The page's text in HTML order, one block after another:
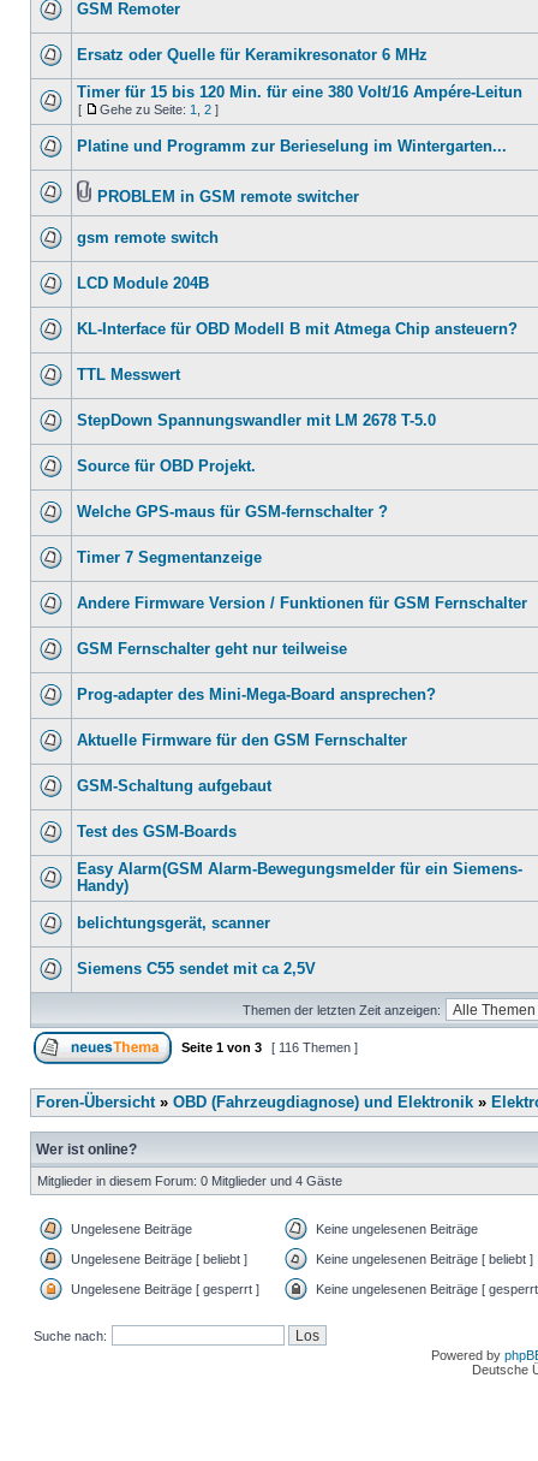
GSM Remoter
Ersatz oder Quelle für Keramikresonator 6 MHz
Timer für 15 bis 120 Min. für eine 380 Volt/16 Ampére-Leitun
[ Gehe zu Seite: 1 2 ]
Platine und Programm zur Berieselung im Wintergarten...
PROBLEM in GSM remote switcher
gsm remote switch
LCD Module 204B
KL-Interface für OBD Modell B mit Atmega Chip ansteuern?
TTL Messwert
StepDown Spannungswandler mit LM 2678 T-5.0
Source für OBD Projekt.
Welche GPS-maus für GSM-fernschalter ?
Timer 7 Segmentanzeige
Andere Firmware Version / Funktionen für GSM Fernschalter
GSM Fernschalter geht nur teilweise
Prog-adapter des Mini-Mega-Board ansprechen?
Aktuelle Firmware für den GSM Fernschalter
GSM-Schaltung aufgebaut
Test des GSM-Boards
Easy Alarm(GSM Alarm-Bewegungsmelder für ein Siemens-
Handy)
belichtungsgerät, scanner
Siemens C55 sendet mit ca 2,5V
Themen der letzten Zeit anzeigen:
Seite 1 von 3 [ 116 Themen ]
Foren-Übersicht» OBD (Fahrzeugdiagnose) und Elektronik »
Wer ist online?
Mitglieder in diesem Forum: 0 Mitglieder und 4 Gäste
Ungelesene Beiträge Keine ungelesenen Beiträge
Ungelesene Beiträge [ beliebt ] Keine ungelesenen Beiträge [ beliebt ]
Ungelesene Beiträge [ gesperrt ] Keine ungelesenen Beiträge [
Suche nach:
Powered by
Deutsche